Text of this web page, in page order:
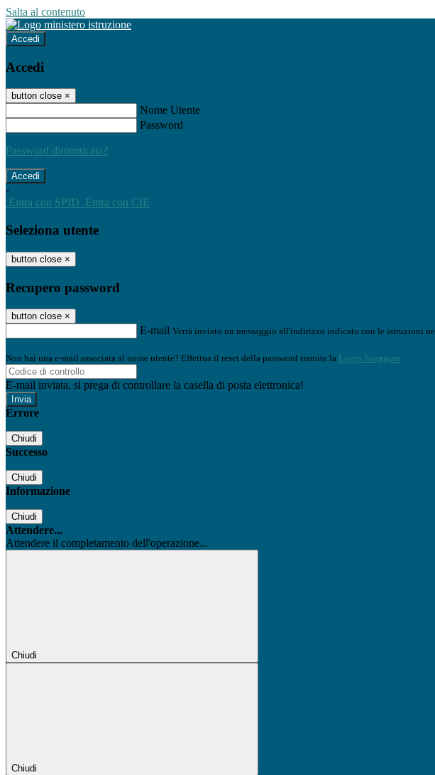
Salta al contenuto
Accedi
Accedi
button close ×
Nome Utente
Password
Password dimenticata?
-
Entra con SPID Entra con CIE
Seleziona utente
button close ×
Recupero password
button close ×
E-mail Verrà inviato un messaggio all'indirizzo indicato con le istruzioni
Non hai una e-mail associata al nome utente? Effettua il reset della password tramite la Login Spaggiari
E-mail inviata, si prega di controllare la casella di posta elettronica!
Errore
Chiudi
Successo
Chiudi
Informazione
Chiudi
Attendere...
Attendere il completamento dell'operazione...
Chiudi
Chiudi